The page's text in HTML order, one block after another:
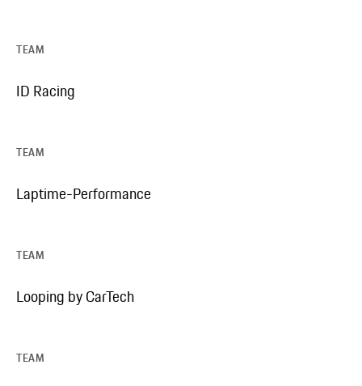
TEAM
ID Racing
TEAM
Laptime-Performance
TEAM
Looping by CarTech
TEAM